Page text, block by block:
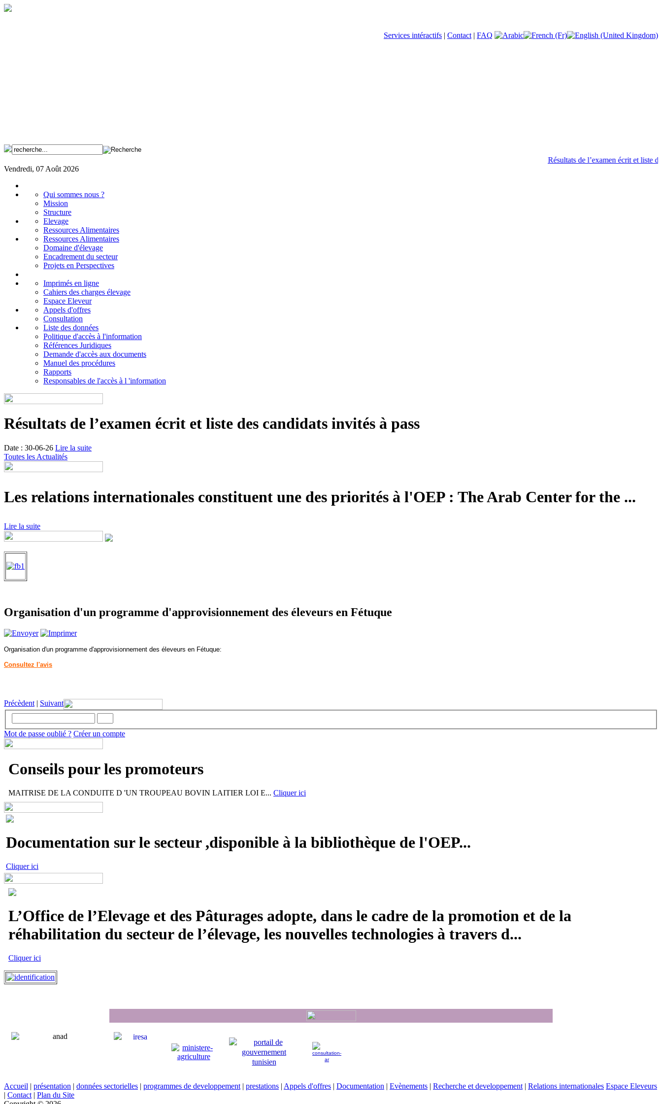
Services intéractifs | Contact | FAQ
Résultats de l’examen écrit et liste
Vendredi, 07 Août 2026
Qui sommes nous ?
Mission
Structure
Elevage
Ressources Alimentaires
Ressources Alimentaires
Domaine d'élevage
Encadrement du secteur
Projets en Perspectives
Imprimés en ligne
Cahiers des charges élevage
Espace Eleveur
Appels d'offres
Consultation
Liste des données
Politique d'accès à l'information
Références Juridiques
Demande d'accès aux documents
Manuel des procédures
Rapports
Responsables de l'accès à l 'information
Résultats de l’examen écrit et liste des candidats invités à pass
Date : 30-06-26 Lire la suite
Toutes les Actualités
Les relations internationales constituent une des priorités à l'OEP : The Arab Center for the ...
Lire la suite
Organisation d'un programme d'approvisionnement des éleveurs en Fétuque
Organisation d'un programme d'approvisionnement des éleveurs en Fétuque:
Consultez l'avis
Précèdent | Suivant
Mot de passe oublié ? Créer un compte
Conseils pour les promoteurs
MAITRISE DE LA CONDUITE D 'UN TROUPEAU BOVIN LAITIER LOI E... Cliquer ici
Documentation sur le secteur ,disponible à la bibliothèque de l'OEP...
Cliquer ici
L’Office de l’Elevage et des Pâturages adopte, dans le cadre de la promotion et de la
réhabilitation du secteur de l’élevage, les nouvelles technologies à travers d...
Cliquer ici
Accueil | présentation | données sectorielles | programmes de developpement | prestations | Appels d'offres | Documentation | Evènements | Recherche et developpement | Relations internationales Espace Eleveurs
| Contact | Plan du Site